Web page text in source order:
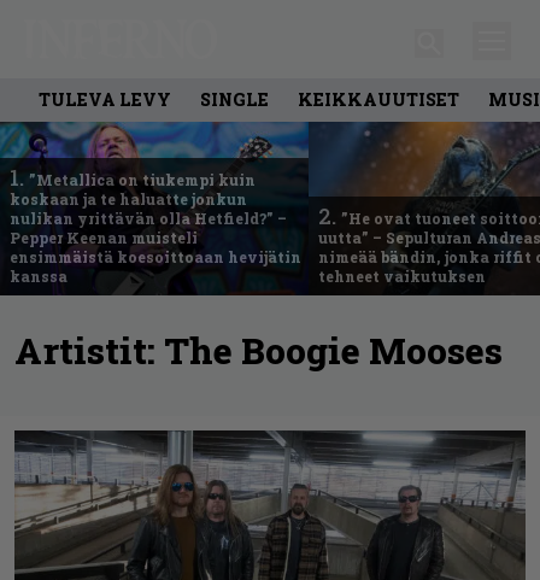
TULEVA LEVY SINGLE KEIKKAUUTISET
1. ”Metallica on tiukempi kuin
koskaan ja te haluatte jonkun
nulikan yrittävän olla Hetfield?” –
Pepper Keenan muisteli
ensimmäistä koesoittoaan hevijätin
kanssa
2. ”He ovat tuoneet
uutta” – Sepulturan
nimeää bändin, jonka riffit
tehneet vaikutuksen
Artistit: The Boogie Mooses